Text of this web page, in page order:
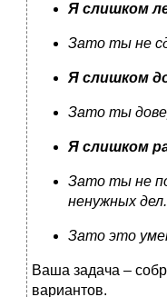
Я слишком
Зато ты не
Я слишком
Зато ты
Я слишком
Зато ты не
ненужных дел.
Зато это
Ваша задача –
вариантов.